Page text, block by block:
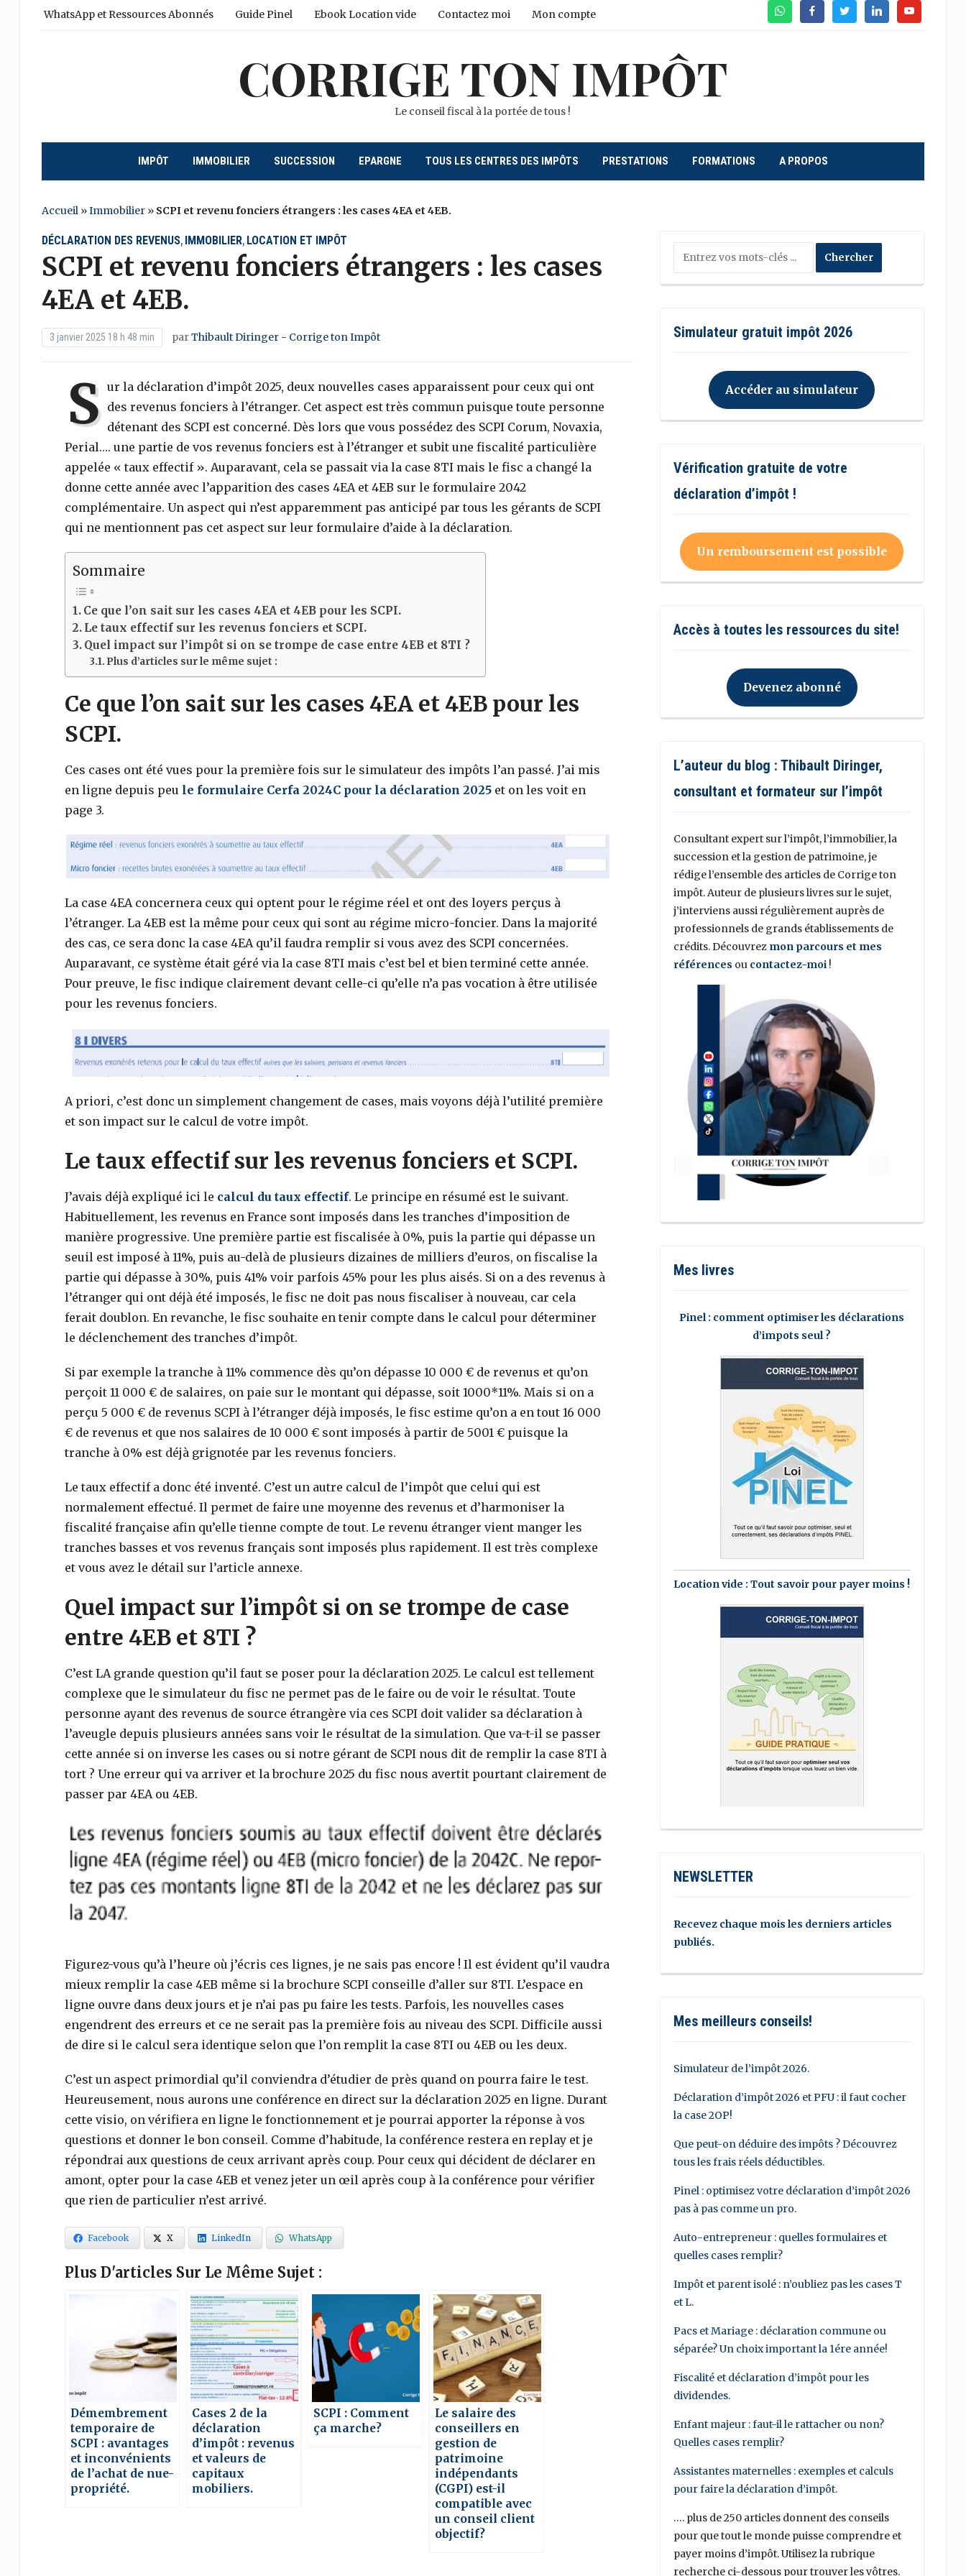
WhatsAppFacebookTwitterLinkedinYoutube
WhatsApp et Ressources Abonnés Guide Pinel Ebook Location vide Contactez moi Mon compte
CORRIGE TON IMPÔT
Le conseil fiscal à la portée de tous !
IMPÔT IMMOBILIER SUCCESSION EPARGNE TOUS LES CENTRES DES IMPÔTS PRESTATIONS FORMATIONS A PROPOS
Accueil»Immobilier» SCPI et revenu fonciers étrangers : les cases 4EA et 4EB.
DÉCLARATION DES REVENUS, IMMOBILIER, LOCATION ET IMPÔT
SCPI et revenu fonciers étrangers : les cases
4EA et 4EB.
3 janvier 2025 18 h 48 min parThibault Diringer - Corrige ton Impôt
S ur la déclaration d’impôt 2025, deux nouvelles cases apparaissent pour ceux qui ont
des revenus fonciers à l’étranger. Cet aspect est très commun puisque toute personne
détenant des SCPI est concerné. Dès lors que vous possédez des SCPI Corum, Novaxia,
Perial…. une partie de vos revenus fonciers est à l’étranger et subit une fiscalité particulière
appelée « taux effectif ». Auparavant, cela se passait via la case 8TI mais le fisc a changé la
donne cette année avec l’apparition des cases 4EA et 4EB sur le formulaire 2042
complémentaire. Un aspect qui n’est apparemment pas anticipé par tous les gérants de SCPI
qui ne mentionnent pas cet aspect sur leur formulaire d’aide à la déclaration.
Sommaire
Ce que l’on sait sur les cases 4EA et 4EB pour les SCPI.
Le taux effectif sur les revenus fonciers et SCPI.
Quel impact sur l’impôt si on se trompe de case entre 4EB et 8TI ?
Plus d’articles sur le même sujet :
Ce que l’on sait sur les cases 4EA et 4EB pour les
SCPI.
Ces cases ont été vues pour la première fois sur le simulateur des impôts l’an passé. J’ai mis
en ligne depuis peu le formulaire Cerfa 2024C pour la déclaration 2025et on les voit en
page 3.
La case 4EA concernera ceux qui optent pour le régime réel et ont des loyers perçus à
l’étranger. La 4EB est la même pour ceux qui sont au régime micro-foncier. Dans la majorité
des cas, ce sera donc la case 4EA qu’il faudra remplir si vous avez des SCPI concernées.
Auparavant, ce système était géré via la case 8TI mais c’est bel et bien terminé cette année.
Pour preuve, le fisc indique clairement devant celle-ci qu’elle n’a pas vocation à être utilisée
pour les revenus fonciers.
A priori, c’est donc un simplement changement de cases, mais voyons déjà l’utilité première
et son impact sur le calcul de votre impôt.
Le taux effectif sur les revenus fonciers et SCPI.
J’avais déjà expliqué ici le calcul du taux effectif. Le principe en résumé est le suivant.
Habituellement, les revenus en France sont imposés dans les tranches d’imposition de
manière progressive. Une première partie est fiscalisée à 0%, puis la partie qui dépasse un
seuil est imposé à 11%, puis au-delà de plusieurs dizaines de milliers d’euros, on fiscalise la
partie qui dépasse à 30%, puis 41% voir parfois 45% pour les plus aisés. Si on a des revenus à
l’étranger qui ont déjà été imposés, le fisc ne doit pas nous fiscaliser à nouveau, car cela
ferait doublon. En revanche, le fisc souhaite en tenir compte dans le calcul pour déterminer
le déclenchement des tranches d’impôt.
Si par exemple la tranche à 11% commence dès qu’on dépasse 10 000 € de revenus et qu’on
perçoit 11 000 € de salaires, on paie sur le montant qui dépasse, soit 1000*11%. Mais si on a
perçu 5 000 € de revenus SCPI à l’étranger déjà imposés, le fisc estime qu’on a en tout 16 000
€ de revenus et que nos salaires de 10 000 € sont imposés à partir de 5001 € puisque la
tranche à 0% est déjà grignotée par les revenus fonciers.
Le taux effectif a donc été inventé. C’est un autre calcul de l’impôt que celui qui est
normalement effectué. Il permet de faire une moyenne des revenus et d’harmoniser la
fiscalité française afin qu’elle tienne compte de tout. Le revenu étranger vient manger les
tranches basses et vos revenus français sont imposés plus rapidement. Il est très complexe
et vous avez le détail sur l’article annexe.
Quel impact sur l’impôt si on se trompe de case
entre 4EB et 8TI ?
C’est LA grande question qu’il faut se poser pour la déclaration 2025. Le calcul est tellement
complexe que le simulateur du fisc ne permet pas de le faire ou de voir le résultat. Toute
personne ayant des revenus de source étrangère via ces SCPI doit valider sa déclaration à
l’aveugle depuis plusieurs années sans voir le résultat de la simulation. Que va-t-il se passer
cette année si on inverse les cases ou si notre gérant de SCPI nous dit de remplir la case 8TI à
tort ? Une erreur qui va arriver et la brochure 2025 du fisc nous avertit pourtant clairement de
passer par 4EA ou 4EB.
Figurez-vous qu’à l’heure où j’écris ces lignes, je ne sais pas encore ! Il est évident qu’il vaudra
mieux remplir la case 4EB même si la brochure SCPI conseille d’aller sur 8TI. L’espace en
ligne ouvre dans deux jours et je n’ai pas pu faire les tests. Parfois, les nouvelles cases
engendrent des erreurs et ce ne serait pas la première fois au niveau des SCPI. Difficile aussi
de dire si le calcul sera identique selon que l’on remplit la case 8TI ou 4EB ou les deux.
C’est un aspect primordial qu’il conviendra d’étudier de près quand on pourra faire le test.
Heureusement, nous aurons une conférence en direct sur la déclaration 2025 en ligne. Durant
cette visio, on vérifiera en ligne le fonctionnement et je pourrai apporter la réponse à vos
questions et donner le bon conseil. Comme d’habitude, la conférence restera en replay et je
répondrai aux questions de ceux arrivant après coup. Pour ceux qui décident de déclarer en
amont, opter pour la case 4EB et venez jeter un œil après coup à la conférence pour vérifier
que rien de particulier n’est arrivé.
Facebook X LinkedIn WhatsApp
Plus D'articles Sur Le Même Sujet :
Démembrement
temporaire de
SCPI : avantages
et inconvénients
de l’achat de nue-
propriété.
Cases 2 de la
déclaration
d’impôt : revenus
et valeurs de
capitaux
mobiliers.
SCPI : Comment
ça marche?
Le salaire des
conseillers en
gestion de
patrimoine
indépendants
(CGPI) est-il
compatible avec
un conseil client
objectif?
Simulateur gratuit impôt 2026
Accéder au simulateur
Vérification gratuite de votre
déclaration d’impôt !
Un remboursement est possible
Accès à toutes les ressources du site!
Devenez abonné
L’auteur du blog : Thibault Diringer,
consultant et formateur sur l’impôt
Consultant expert sur l’impôt, l’immobilier, la
succession et la gestion de patrimoine, je
rédige l’ensemble des articles de Corrige ton
impôt. Auteur de plusieurs livres sur le sujet,
j’interviens aussi régulièrement auprès de
professionnels de grands établissements de
crédits. Découvrez mon parcours et mes
références ou contactez-moi!
Mes livres
Pinel : comment optimiser les déclarations
d’impots seul ?
Location vide : Tout savoir pour payer moins !
NEWSLETTER
Recevez chaque mois les derniers articles
publiés.
Mes meilleurs conseils!
Simulateur de l’impôt 2026.
Déclaration d’impôt 2026 et PFU : il faut cocher
la case 2OP!
Que peut-on déduire des impôts ? Découvrez
tous les frais réels déductibles.
Pinel : optimisez votre déclaration d’impôt 2026
pas à pas comme un pro.
Auto-entrepreneur : quelles formulaires et
quelles cases remplir?
Impôt et parent isolé : n’oubliez pas les cases T
et L.
Pacs et Mariage : déclaration commune ou
séparée? Un choix important la 1ére année!
Fiscalité et déclaration d’impôt pour les
dividendes.
Enfant majeur : faut-il le rattacher ou non?
Quelles cases remplir?
Assistantes maternelles : exemples et calculs
pour faire la déclaration d’impôt.
…. plus de 250 articles donnent des conseils
pour que tout le monde puisse comprendre et
payer moins d’impôt. Utilisez la rubrique
recherche ci-dessous pour trouver les vôtres.